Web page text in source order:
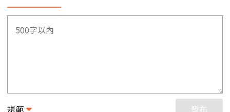
規範 發布